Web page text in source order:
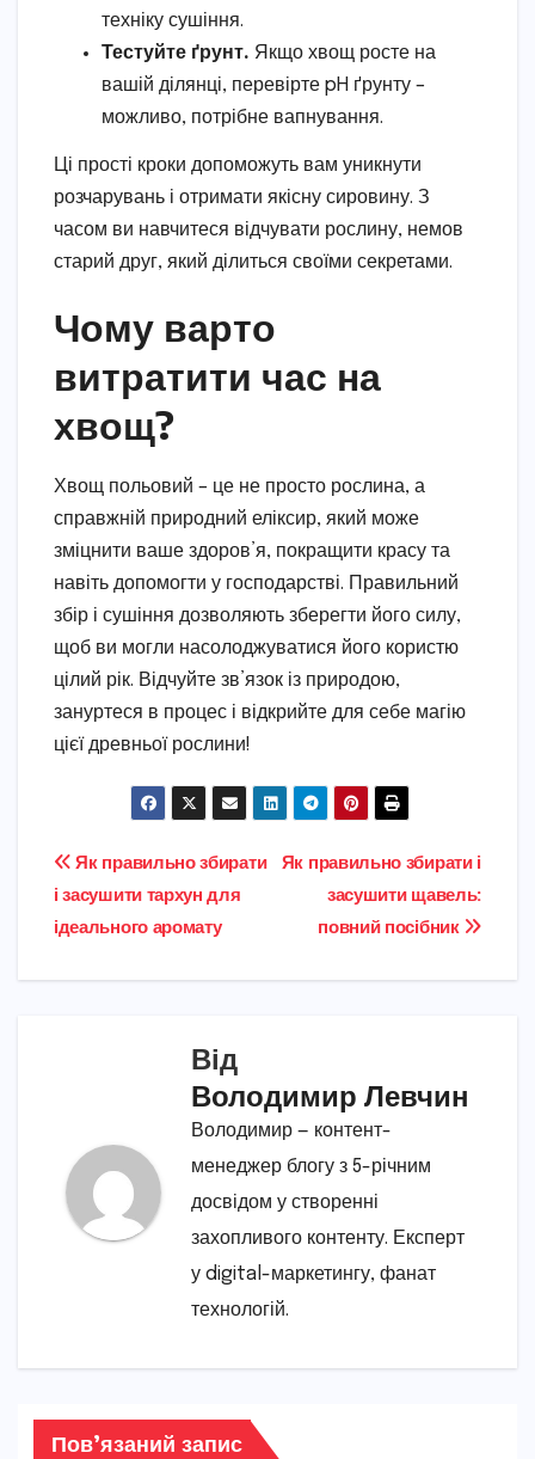
техніку сушіння.
Тестуйте ґрунт. Якщо хвощ росте на
вашій ділянці, перевірте pH ґрунту –
можливо, потрібне вапнування.
Ці прості кроки допоможуть вам уникнути
розчарувань і отримати якісну сировину. З
часом ви навчитеся відчувати рослину, немов
старий друг, який ділиться своїми секретами.
Чому варто
витратити час на
хвощ?
Хвощ польовий – це не просто рослина, а
справжній природний еліксир, який може
зміцнити ваше здоров’я, покращити красу та
навіть допомогти у господарстві. Правильний
збір і сушіння дозволяють зберегти його силу,
щоб ви могли насолоджуватися його користю
цілий рік. Відчуйте зв’язок із природою,
зануртеся в процес і відкрийте для себе магію
цієї древньої рослини!
Навігація
записів
Як правильно збирати і
засушити щавель:
повний посібник
Як правильно збирати
і засушити тархун для
ідеального аромату
Від
Володимир Левчин
Володимир — контент-
менеджер блогу з 5-річним
досвідом у створенні
захопливого контенту. Експерт
у digital-маркетингу, фанат
технологій.
Пов’язаний запис